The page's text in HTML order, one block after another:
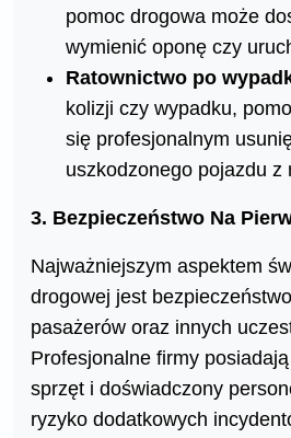
pomoc drogowa może
wymienić oponę czy
Ratownictwo po
kolizji czy wypadku,
się profesjonalnym
uszkodzonego pojazdu z
3. Bezpieczeństwo Na
Najważniejszym aspektem
drogowej jest
pasażerów oraz innych
Profesjonalne firmy
sprzęt i doświadczony
ryzyko dodatkowych